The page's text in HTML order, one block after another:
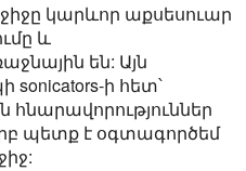
կարևոր աքսեսուար
և
են: Այն
sonicators-ի հետ՝
պետք է օգտագործեմ